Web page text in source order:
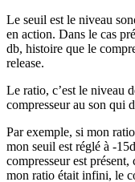
Le seuil est le niveau
en action. Dans le cas
db, histoire que le
release.
Le ratio, c’est le niveau
compresseur au son qui
Par exemple, si mon
mon seuil est réglé à -
compresseur est
mon ratio était infini, le